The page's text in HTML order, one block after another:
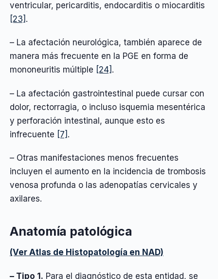
ventricular, pericarditis, endocarditis o miocarditis
[23] .
– La afectación neurológica, también aparece de
manera más frecuente en la PGE en forma de
mononeuritis múltiple [24] .
– La afectación gastrointestinal puede cursar con
dolor, rectorragia, o incluso isquemia mesentérica
y perforación intestinal, aunque esto es
infrecuente [7] .
– Otras manifestaciones menos frecuentes
incluyen el aumento en la incidencia de trombosis
venosa profunda o las adenopatías cervicales y
axilares.
Anatomía patológica
(Ver Atlas de Histopatología en NAD)
– Tipo 1. Para el diagnóstico de esta entidad, se